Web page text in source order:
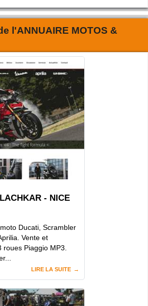
l'ANNUAIRE MOTOS &
- NICE
Ducati, Scrambler
Vente et
Piaggio MP3.
LIRE LA SUITE